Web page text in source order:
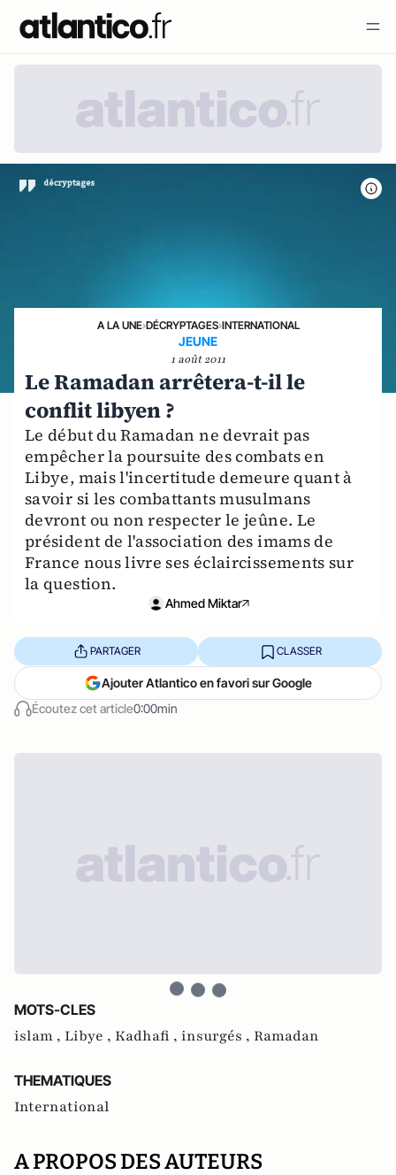
A LA UNE›DÉCRYPTAGES›INTERNATIONAL
JEUNE
1 août 2011
Le Ramadan arrêtera-t-il le
conflit libyen ?
Le début du Ramadan ne devrait pas
empêcher la poursuite des combats en
Libye, mais l'incertitude demeure quant à
savoir si les combattants musulmans
devront ou non respecter le jeûne. Le
président de l'association des imams de
France nous livre ses éclaircissements sur
la question.
Ahmed Miktar
Écoutez cet article0:00min
PARTAGER CLASSER
Ajouter Atlantico en favori sur Google
MOTS-CLES
islam , Libye , Kadhafi , insurgés , Ramadan
THEMATIQUES
International
A PROPOS DES AUTEURS